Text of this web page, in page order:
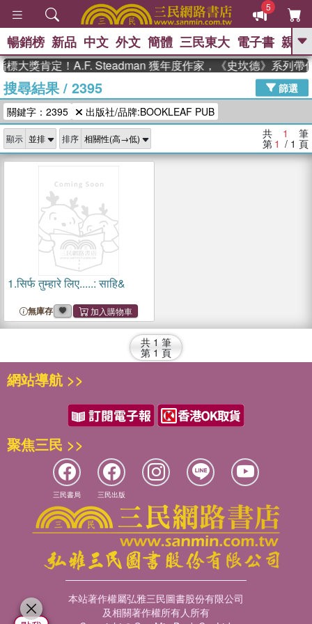
5
GO
高希均教授回憶錄
、 The Odyssey 、 父親節 、 花開錦
繡 、 暑期推薦 、
李登輝時代 、 數學女孩：黎曼猜想
、
如果歷史是一
群喵 、 臺灣漫遊錄
暢銷榜 新品 中文 外文 簡體 三民東大 電子書 親子
大獎肯定！A.F. Steadman 獲年度作家，《史坎德》系列帶
搜尋結果/ 2395
篩選
關鍵字：2395
出版社/品牌:BOOKLEAF PUB
顯示 排序 共 1 筆
第 1 / 1 頁
1.सिर्फ तुम्हारे लिए.....: साहि&
無庫存
共 1 筆
第 1 頁
網站導航 >>
聚焦三民 >>
三民書局 三民出版
本站著作權屬弘雅三民圖書股份有限公司
及相關著作權所有人所有